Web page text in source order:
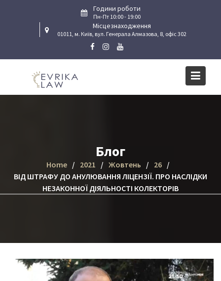
Години роботи
Пн-Пт 10:00 - 19:00
Місцезнаходження
01011, м. Київ, вул. Генерала Алмазова, 8, офіс 302
Блог
Home 2021 Жовтень
26
ВІД ШТРАФУ ДО АНУЛЮВАННЯ ЛІЦЕНЗІЇ. ПРО НАСЛІДКИ
НЕЗАКОННОЇ ДІЯЛЬНОСТІ КОЛЕКТОРІВ